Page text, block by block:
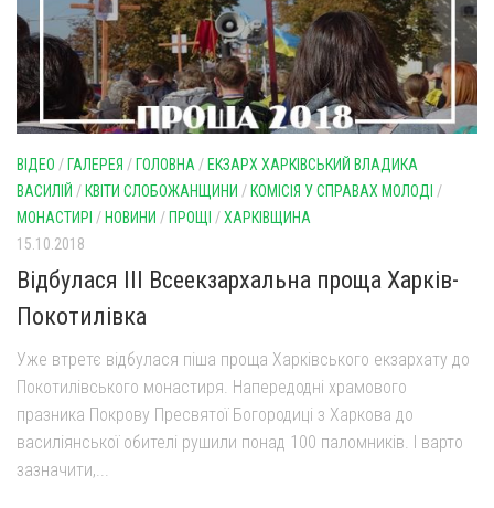
ВІДЕО / ГАЛЕРЕЯ / ГОЛОВНА / ЕКЗАРХ ХАРКІВСЬКИЙ ВЛАДИКА
ВАСИЛІЙ / КВІТИ СЛОБОЖАНЩИНИ / КОМІСІЯ У СПРАВАХ МОЛОДІ
/
МОНАСТИРІ / НОВИНИ / ПРОЩІ /ХАРКІВЩИНА
15.10.2018
Відбулася ІІІ Всеекзархальна проща Харків-
Покотилівка
Уже втретє відбулася піша проща Харківського екзархату до
Покотилівського монастиря. Напередодні храмового
празника Покрову Пресвятої Богородиці з Харкова до
василіянської обителі рушили понад 100 паломників. І варто
зазначити,...